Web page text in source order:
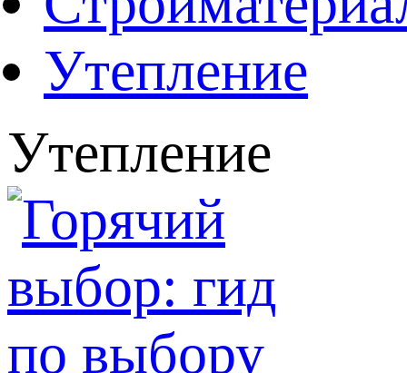
Утепление
Утепление